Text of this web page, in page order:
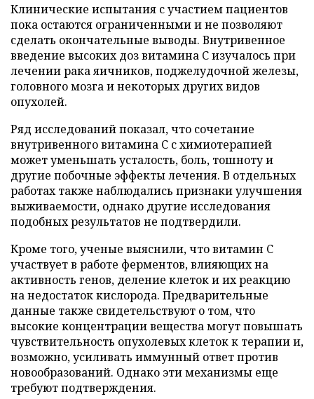
Клинические испытания с участием пациентов
пока остаются ограниченными и не позволяют
сделать окончательные выводы. Внутривенное
введение высоких доз витамина C изучалось при
лечении рака яичников, поджелудочной железы,
головного мозга и некоторых других видов
опухолей.
Ряд исследований показал, что сочетание
внутривенного витамина C с химиотерапией
может уменьшать усталость, боль, тошноту и
другие побочные эффекты лечения. В отдельных
работах также наблюдались признаки улучшения
выживаемости, однако другие исследования
подобных результатов не подтвердили.
Кроме того, ученые выяснили, что витамин C
участвует в работе ферментов, влияющих на
активность генов, деление клеток и их реакцию
на недостаток кислорода. Предварительные
данные также свидетельствуют о том, что
высокие концентрации вещества могут повышать
чувствительность опухолевых клеток к терапии и,
возможно, усиливать иммунный ответ против
новообразований. Однако эти механизмы еще
требуют подтверждения.